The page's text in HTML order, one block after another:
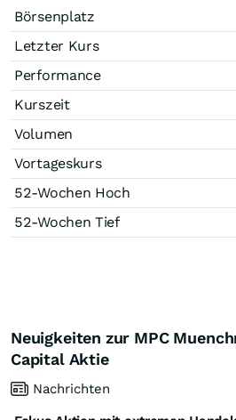
Börsenplatz
Letzter Kurs
Performance
Kurszeit
Volumen
Vortageskurs
52-Wochen Hoch
52-Wochen Tief
Neuigkeiten zur MPC
Capital Aktie
Nachrichten